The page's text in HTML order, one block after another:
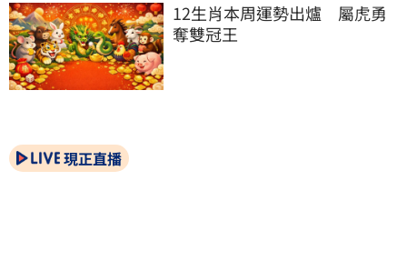
12生肖本周運勢出爐　屬虎勇
奪雙冠王
現正直播